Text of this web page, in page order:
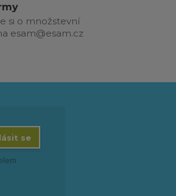
si o množstevní
esam@esam.cz
se